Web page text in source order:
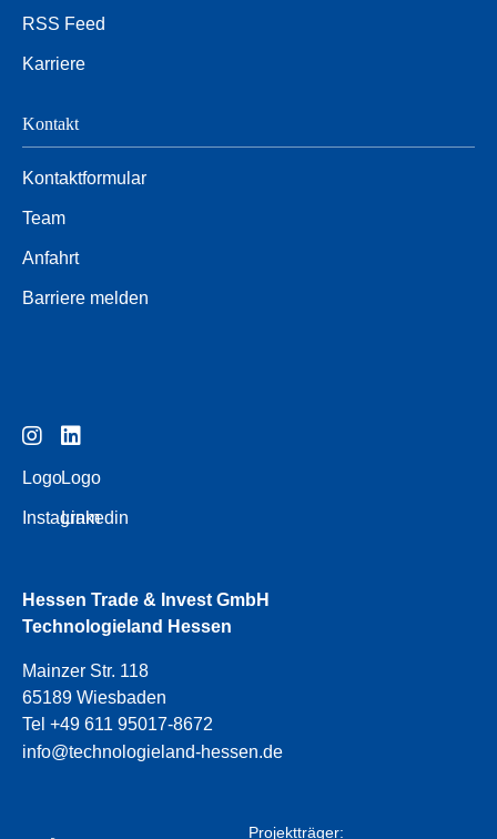
RSS Feed
Karriere
Kontakt
Kontaktformular
Team
Anfahrt
Barriere melden
Logo
Instagram
Logo
Linkedin
Hessen Trade & Invest GmbH
Technologieland Hessen
Mainzer Str. 118
65189 Wiesbaden
Tel +49 611 95017-8672
info@technologieland-hessen.de
Projektträger: